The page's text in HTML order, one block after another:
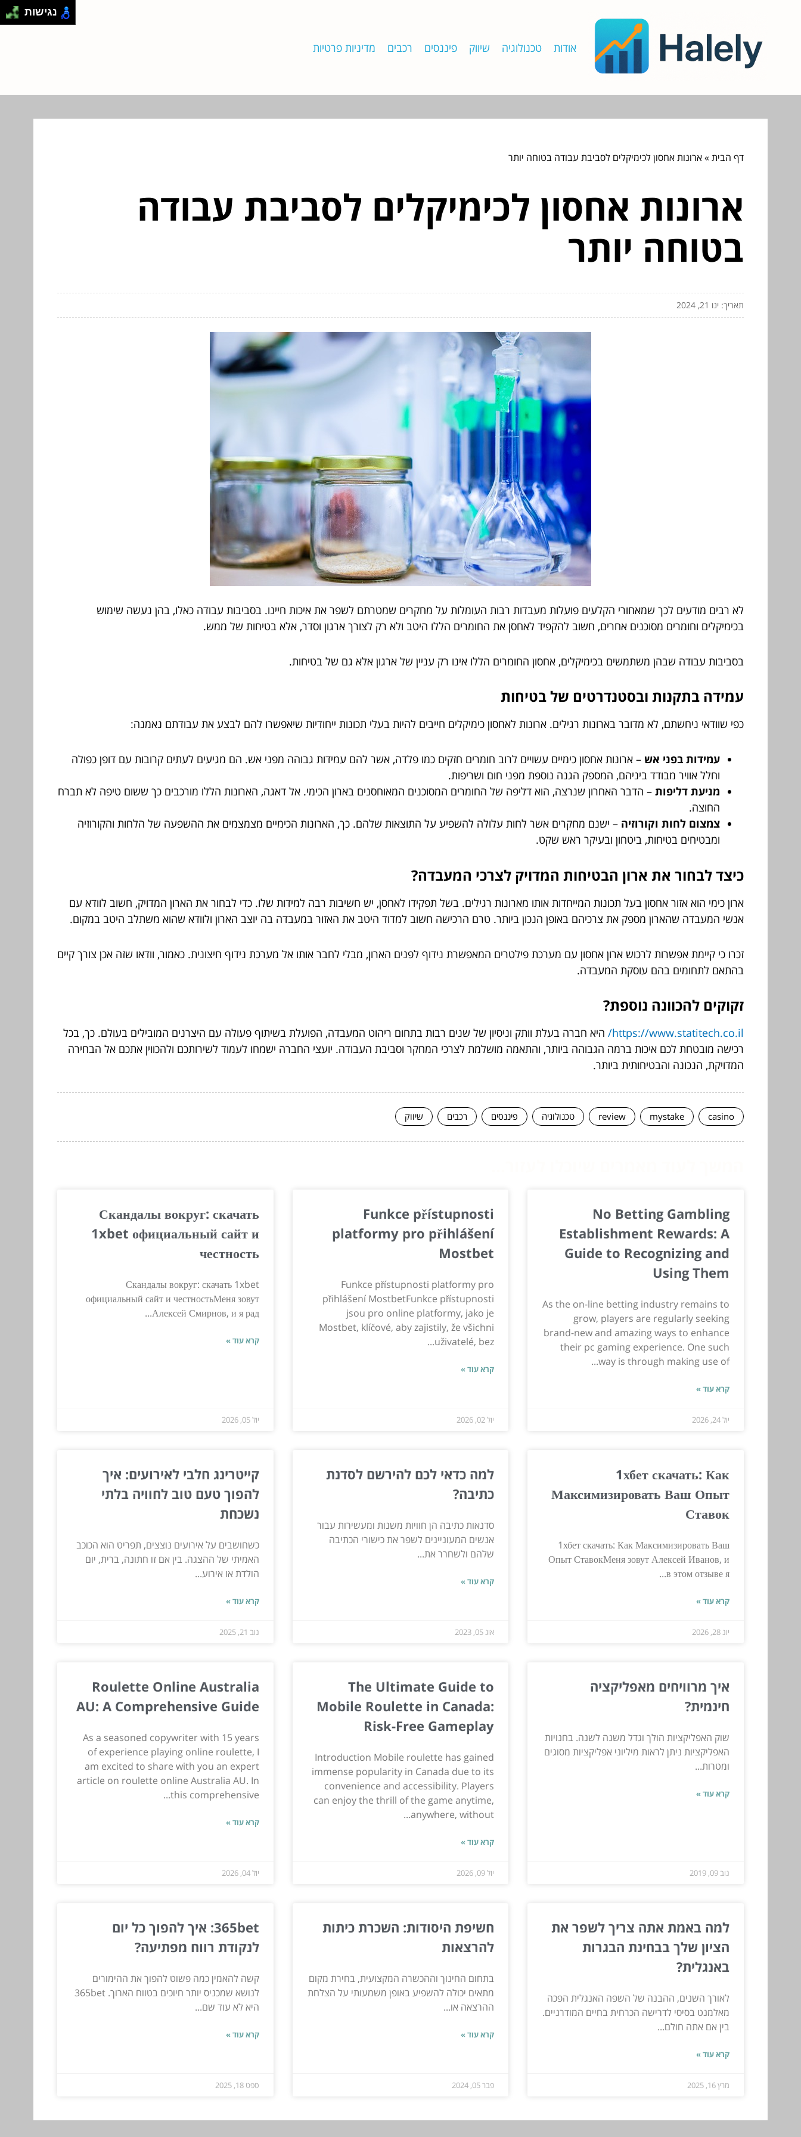
אודות טכנולוגיה שיווק פיננסים רכבים מדיניות פרטיות
דף הבית»ארונות אחסון לכימיקלים לסביבת עבודה בטוחה יותר
ארונות אחסון לכימיקלים לסביבת עבודה
בטוחה יותר
תאריך: ינו 21, 2024
לא רבים מודעים לכך שמאחורי הקלעים פועלות מעבדות רבות העומלות על מחקרים שמטרתם לשפר את איכות חיינו. בסביבות עבודה כאלו, בהן נעשה שימוש
בכימיקלים וחומרים מסוכנים אחרים, חשוב להקפיד לאחסן את החומרים הללו היטב ולא רק לצורך ארגון וסדר, אלא בטיחות של ממש.
בסביבות עבודה שבהן משתמשים בכימיקלים, אחסון החומרים הללו אינו רק עניין של ארגון אלא גם של בטיחות.
עמידה בתקנות ובסטנדרטים של בטיחות
כפי שוודאי ניחשתם, לא מדובר בארונות רגילים. ארונות לאחסון כימיקלים חייבים להיות בעלי תכונות ייחודיות שיאפשרו להם לבצע את עבודתם נאמנה:
עמידות בפני אש – ארונות אחסון כימיים עשויים לרוב חומרים חזקים כמו פלדה, אשר להם עמידות גבוהה מפני אש. הם מגיעים לעתים קרובות עם דופן כפולה
וחלל אוויר מבודד ביניהם, המספק הגנה נוספת מפני חום ושריפות.
מניעת דליפות – הדבר האחרון שנרצה, הוא דליפה של החומרים המסוכנים המאוחסנים בארון הכימי. אל דאגה, הארונות הללו מורכבים כך ששום טיפה לא תברח
החוצה.
צמצום לחות וקורוזיה – ישנם מחקרים אשר לחות עלולה להשפיע על התוצאות שלהם. כך, הארונות הכימיים מצמצמים את ההשפעה של הלחות והקורוזיה
ומבטיחים בטיחות, ביטחון ובעיקר ראש שקט.
כיצד לבחור את ארון הבטיחות המדויק לצרכי המעבדה?
ארון כימי הוא אזור אחסון בעל תכונות המייחדות אותו מארונות רגילים. בשל תפקידו לאחסן, יש חשיבות רבה למידות שלו. כדי לבחור את הארון המדויק, חשוב לוודא עם
אנשי המעבדה שהארון מספק את צרכיהם באופן הנכון ביותר. טרם הרכישה חשוב למדוד היטב את האזור במעבדה בה יוצב הארון ולוודא שהוא משתלב היטב במקום.
זכרו כי קיימת אפשרות לרכוש ארון אחסון עם מערכת פילטרים המאפשרת נידוף לפנים הארון, מבלי לחבר אותו אל מערכת נידוף חיצונית. כאמור, וודאו שזה אכן צורך קיים
בהתאם לתחומים בהם עוסקת המעבדה.
זקוקים להכוונה נוספת?
https://www.statitech.co.il/ היא חברה בעלת וותק וניסיון של שנים רבות בתחום ריהוט המעבדה, הפועלת בשיתוף פעולה עם היצרנים המובילים בעולם. כך, בכל
רכישה מובטחת לכם איכות ברמה הגבוהה ביותר, והתאמה מושלמת לצרכי המחקר וסביבת העבודה. יועצי החברה ישמחו לעמוד לשירותכם ולהכווין אתכם אל הבחירה
המדויקת, הנכונה והבטיחותית ביותר.
casino
mystake
review טכנולוגיה פיננסים רכבים שיווק
No Betting Gambling
Establishment Rewards: A
Guide to Recognizing and
Using Them
As the on-line betting industry remains to
grow, players are regularly seeking
brand-new and amazing ways to enhance
their pc gaming experience. One such
way is through making use of...
קרא עוד »
יול 24, 2026
Funkce přístupnosti
platformy pro přihlášení
Mostbet
Funkce přístupnosti platformy pro
přihlášení MostbetFunkce přístupnosti
jsou pro online platformy, jako je
Mostbet, klíčové, aby zajistily, že všichni
uživatelé, bez...
קרא עוד »
יול 02, 2026
Скандалы вокруг: скачать
1xbet официальный сайт и
честность
Скандалы вокруг: скачать 1xbet
официальный сайт и честностьМеня зовут
Алексей Смирнов, и я рад...
קרא עוד »
יול 05, 2026
1хбет скачать: Как
Максимизировать Ваш Опыт
Ставок
1хбет скачать: Как Максимизировать Ваш
Опыт СтавокМеня зовут Алексей Иванов, и
в этом отзыве я...
קרא עוד »
יונ 28, 2026
למה כדאי לכם להירשם לסדנת
כתיבה?
סדנאות כתיבה הן חוויות משנות ומעשירות עבור
אנשים המעוניינים לשפר את כישורי הכתיבה
שלהם ולשחרר את...
קרא עוד »
אוג 05, 2023
קייטרינג חלבי לאירועים: איך
להפוך טעם טוב לחוויה בלתי
נשכחת
כשחושבים על אירועים נוצצים, תפריט הוא הכוכב
האמיתי של ההצגה. בין אם זו חתונה, ברית, יום
הולדת או אירוע...
קרא עוד »
נוב 21, 2025
איך מרוויחים מאפליקציה
חינמית?
שוק האפליקציות הולך וגדל משנה לשנה. בחנויות
האפליקציות ניתן לראות מיליוני אפליקציות מסוגים
ומטרות...
קרא עוד »
נוב 09, 2019
The Ultimate Guide to
Mobile Roulette in Canada:
Risk-Free Gameplay
Introduction Mobile roulette has gained
immense popularity in Canada due to its
convenience and accessibility. Players
can enjoy the thrill of the game anytime,
anywhere, without...
קרא עוד »
יול 09, 2026
Roulette Online Australia
AU: A Comprehensive Guide
As a seasoned copywriter with 15 years
of experience playing online roulette, I
am excited to share with you an expert
article on roulette online Australia AU. In
this comprehensive...
קרא עוד »
יול 04, 2026
למה באמת אתה צריך לשפר את
הציון שלך בבחינת הבגרות
באנגלית?
לאורך השנים, ההבנה של השפה האנגלית הפכה
מאלמנט בסיסי לדרישה הכרחית בחיים המודרניים.
בין אם אתה חולם...
קרא עוד »
מרץ 16, 2025
חשיפת היסודות: השכרת כיתות
להרצאות
בתחום החינוך וההכשרה המקצועית, בחירת מקום
מתאים יכולה להשפיע באופן משמעותי על הצלחת
ההרצאה או...
קרא עוד »
פבר 05, 2024
365bet: איך להפוך כל יום
לנקודת רווח מפתיעה?
קשה להאמין כמה פשוט להפוך את ההימורים
לנושא שמכניס יותר חיוכים בטווח הארוך. 365bet
היא לא עוד שם...
קרא עוד »
ספט 18, 2025
נגישות